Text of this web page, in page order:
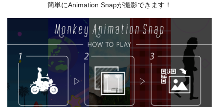
簡単にAnimation Snapが撮影できます！